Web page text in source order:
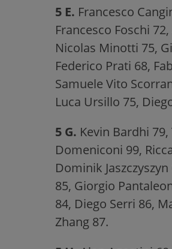
5 E. Francesco
Francesco Foschi
Nicolas Minotti 75,
Federico Prati 68,
Samuele Vito
Luca Ursillo 75,
5 G. Kevin Bardhi
Domeniconi 99,
Dominik
85, Giorgio
84, Diego Serri 86,
Zhang 87.